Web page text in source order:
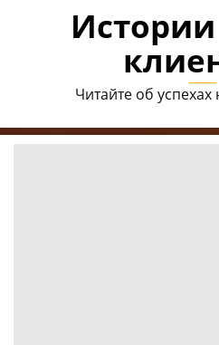
Читайте об